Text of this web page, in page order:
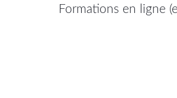
Formations en ligne